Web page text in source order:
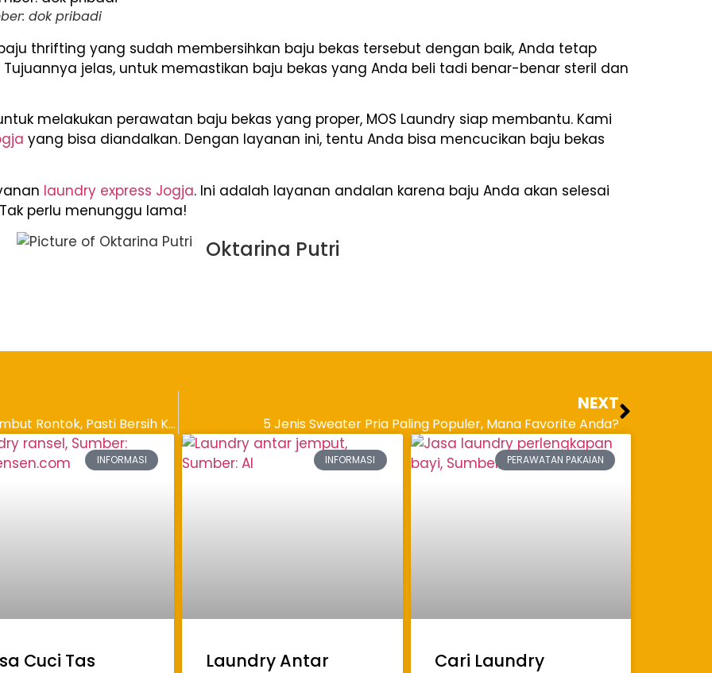
dok pribadi
thrifting yang sudah membersihkan baju bekas tersebut dengan baik, Anda tetap
jelas, untuk memastikan baju bekas yang Anda beli tadi benar-benar steril dan
melakukan perawatan baju bekas yang proper, MOS Laundry siap membantu. Kami
yang bisa diandalkan. Dengan layanan ini, tentu Anda bisa mencucikan baju bekas
laundry express Jogja. Ini adalah layanan andalan karena baju Anda akan selesai
perlu menunggu lama!
Oktarina Putri
Cara Membersihkan Karpet Lantai dari Rambut Rontok, Pasti Bersih Kembali
NEXT
5 Jenis Sweater Pria Paling Populer, Mana Favorite Anda?
INFORMASI
Cuci Tas
INFORMASI
Laundry Antar
PERAWATAN PAKAIAN
Cari Laundry